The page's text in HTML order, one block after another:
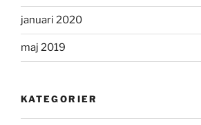
januari 2020
maj 2019
KATEGORIER